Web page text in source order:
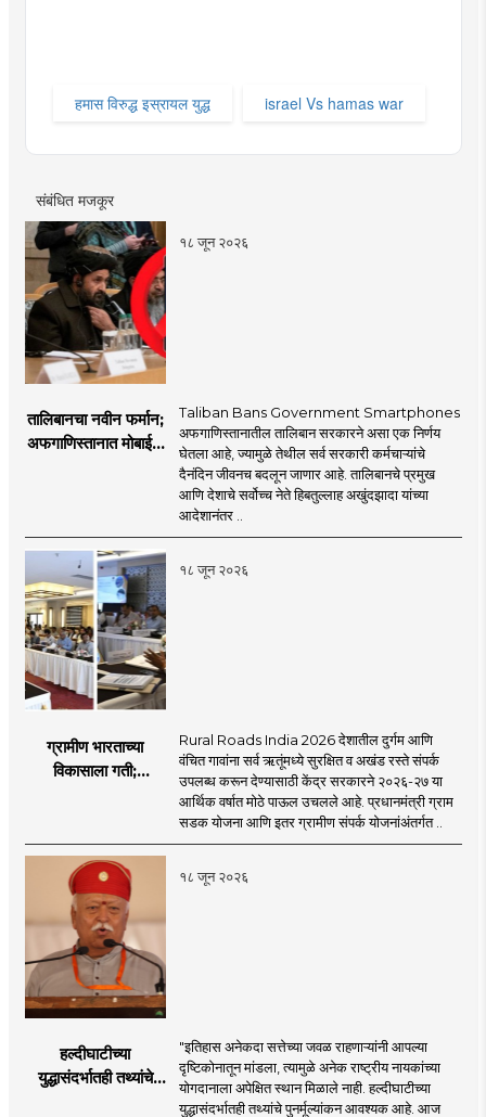
हमास विरुद्ध इस्रायल युद्ध israel Vs hamas war
संबंधित मजकूर
१८ जून २०२६
तालिबानचा नवीन फर्मान;
अफगाणिस्तानात मोबाईल
Taliban Bans Government Smartphones
अफगाणिस्तानातील तालिबान सरकारने असा एक निर्णय
घेतला आहे, ज्यामुळे तेथील सर्व सरकारी कर्मचाऱ्यांचे
दैनंदिन जीवनच बदलून जाणार आहे. तालिबानचे प्रमुख
आणि देशाचे सर्वोच्च नेते हिबतुल्लाह अखुंदझादा यांच्या
आदेशानंतर ..
१८ जून २०२६
ग्रामीण भारताच्या
विकासाला गती;
लक्ष्य!
Rural Roads India 2026 देशातील दुर्गम आणि
वंचित गावांना सर्व ऋतूंमध्ये सुरक्षित व अखंड रस्ते संपर्क
उपलब्ध करून देण्यासाठी केंद्र सरकारने २०२६-२७ या
आर्थिक वर्षात मोठे पाऊल उचलले आहे. प्रधानमंत्री ग्राम
सडक योजना आणि इतर ग्रामीण संपर्क योजनांअंतर्गत ..
१८ जून २०२६
हल्दीघाटीच्या
युद्धासंदर्भातही तथ्यांचे
"इतिहास अनेकदा सत्तेच्या जवळ राहणाऱ्यांनी आपल्या
दृष्टिकोनातून मांडला, त्यामुळे अनेक राष्ट्रीय नायकांच्या
योगदानाला अपेक्षित स्थान मिळाले नाही. हल्दीघाटीच्या
युद्धासंदर्भातही तथ्यांचे पुनर्मूल्यांकन आवश्यक आहे. आज